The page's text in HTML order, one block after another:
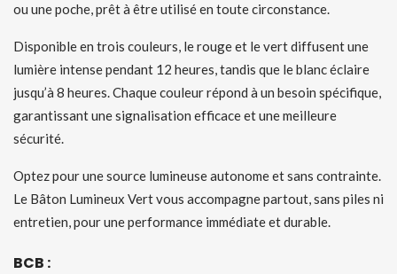
ou une poche, prêt à être utilisé en toute circonstance.
Disponible en trois couleurs, le rouge et le vert diffusent une
lumière intense pendant 12 heures, tandis que le blanc éclaire
jusqu’à 8 heures. Chaque couleur répond à un besoin spécifique,
garantissant une signalisation efficace et une meilleure
sécurité.
Optez pour une source lumineuse autonome et sans contrainte.
Le Bâton Lumineux Vert vous accompagne partout, sans piles ni
entretien, pour une performance immédiate et durable.
BCB :